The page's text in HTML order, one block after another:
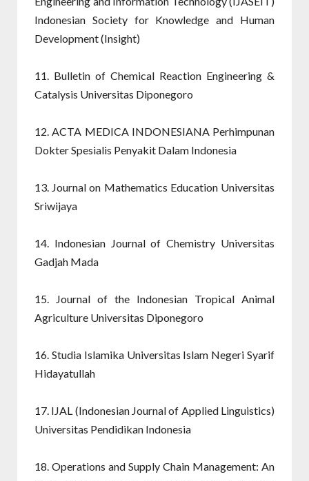
Indonesian Society for Knowledge and Human
Development (Insight)
11. Bulletin of Chemical Reaction Engineering &
Catalysis Universitas Diponegoro
12. ACTA MEDICA INDONESIANA Perhimpunan
Dokter Spesialis Penyakit Dalam Indonesia
13. Journal on Mathematics Education Universitas
Sriwijaya
14. Indonesian Journal of Chemistry Universitas
Gadjah Mada
15. Journal of the Indonesian Tropical Animal
Agriculture Universitas Diponegoro
16. Studia Islamika Universitas Islam Negeri Syarif
Hidayatullah
17. IJAL (Indonesian Journal of Applied Linguistics)
Universitas Pendidikan Indonesia
18. Operations and Supply Chain Management: An